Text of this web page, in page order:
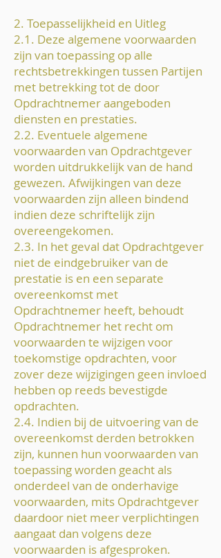
2. Toepasselijkheid en Uitleg
2.1. Deze algemene voorwaarden
zijn van toepassing op alle
rechtsbetrekkingen tussen Partijen
met betrekking tot de door
Opdrachtnemer aangeboden
diensten en prestaties.
2.2. Eventuele algemene
voorwaarden van Opdrachtgever
worden uitdrukkelijk van de hand
gewezen. Afwijkingen van deze
voorwaarden zijn alleen bindend
indien deze schriftelijk zijn
overeengekomen.
2.3. In het geval dat Opdrachtgever
niet de eindgebruiker van de
prestatie is en een separate
overeenkomst met
Opdrachtnemer heeft, behoudt
Opdrachtnemer het recht om
voorwaarden te wijzigen voor
toekomstige opdrachten, voor
zover deze wijzigingen geen invloed
hebben op reeds bevestigde
opdrachten.
2.4. Indien bij de uitvoering van de
overeenkomst derden betrokken
zijn, kunnen hun voorwaarden van
toepassing worden geacht als
onderdeel van de onderhavige
voorwaarden, mits Opdrachtgever
daardoor niet meer verplichtingen
aangaat dan volgens deze
voorwaarden is afgesproken.